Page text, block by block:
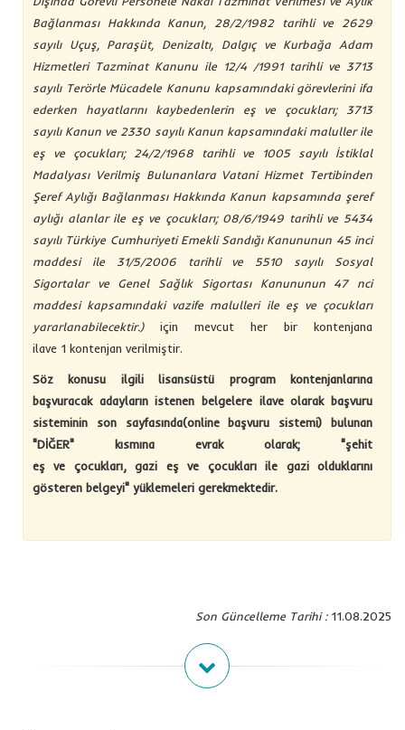
Bağlanması Hakkında Kanun, 28/2/1982 tarihli ve 2629
sayılı Uçuş, Paraşüt, Denizaltı, Dalgıç ve Kurbağa Adam
Hizmetleri Tazminat Kanunu ile 12/4 /1991 tarihli ve 3713
sayılı Terörle Mücadele Kanunu kapsamındaki görevlerini ifa
ederken hayatlarını kaybedenlerin eş ve çocukları; 3713
sayılı Kanun ve 2330 sayılı Kanun kapsamındaki maluller ile
eş ve çocukları; 24/2/1968 tarihli ve 1005 sayılı İstiklal
Madalyası Verilmiş Bulunanlara Vatani Hizmet Tertibinden
Şeref Aylığı Bağlanması Hakkında Kanun kapsamında şeref
aylığı alanlar ile eş ve çocukları; 08/6/1949 tarihli ve 5434
sayılı Türkiye Cumhuriyeti Emekli Sandığı Kanununun 45 inci
maddesi ile 31/5/2006 tarihli ve 5510 sayılı Sosyal
Sigortalar ve Genel Sağlık Sigortası Kanununun 47 nci
maddesi kapsamındaki vazife malulleri ile eş ve çocukları
yararlanabilecektir.) için mevcut her bir kontenjana
ilave 1 kontenjan verilmiştir.
Söz konusu ilgili lisansüstü program kontenjanlarına
başvuracak adaylarınistenen belgelere ilave olarak başvuru
sisteminin son sayfasında(online başvuru sistemi) bulunan
"DİĞER" kısmına evrak olarak; "şehit
eş ve çocukları, gazi eş ve çocukları ile gazi olduklarını
gösteren belgeyi" yüklemeleri gerekmektedir.
Son Güncelleme Tarihi :11.08.2025